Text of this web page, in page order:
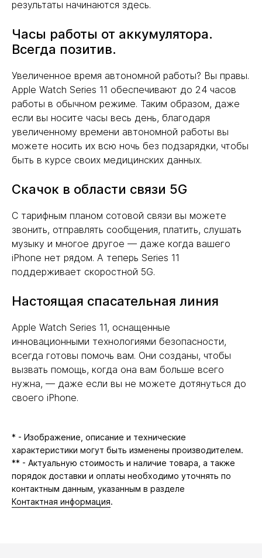
результаты начинаются здесь.
Часы работы от аккумулятора.
Всегда позитив.
Увеличенное время автономной работы? Вы правы.
Apple Watch Series 11 обеспечивают до 24 часов
работы в обычном режиме. Таким образом, даже
если вы носите часы весь день, благодаря
увеличенному времени автономной работы вы
можете носить их всю ночь без подзарядки, чтобы
быть в курсе своих медицинских данных.
Скачок в области связи 5G
С тарифным планом сотовой связи вы можете
звонить, отправлять сообщения, платить, слушать
музыку и многое другое — даже когда вашего
iPhone нет рядом. А теперь Series 11
поддерживает скоростной 5G.
Настоящая спасательная линия
Apple Watch Series 11, оснащенные
инновационными технологиями безопасности,
всегда готовы помочь вам. Они созданы, чтобы
вызвать помощь, когда она вам больше всего
нужна, — даже если вы не можете дотянуться до
своего iPhone.
* - Изображение, описание и технические
характеристики могут быть изменены производителем.
** - Актуальную стоимость и наличие товара, а также
порядок доставки и оплаты необходимо уточнять по
контактным данным, указанным в разделе
Контактная информация.